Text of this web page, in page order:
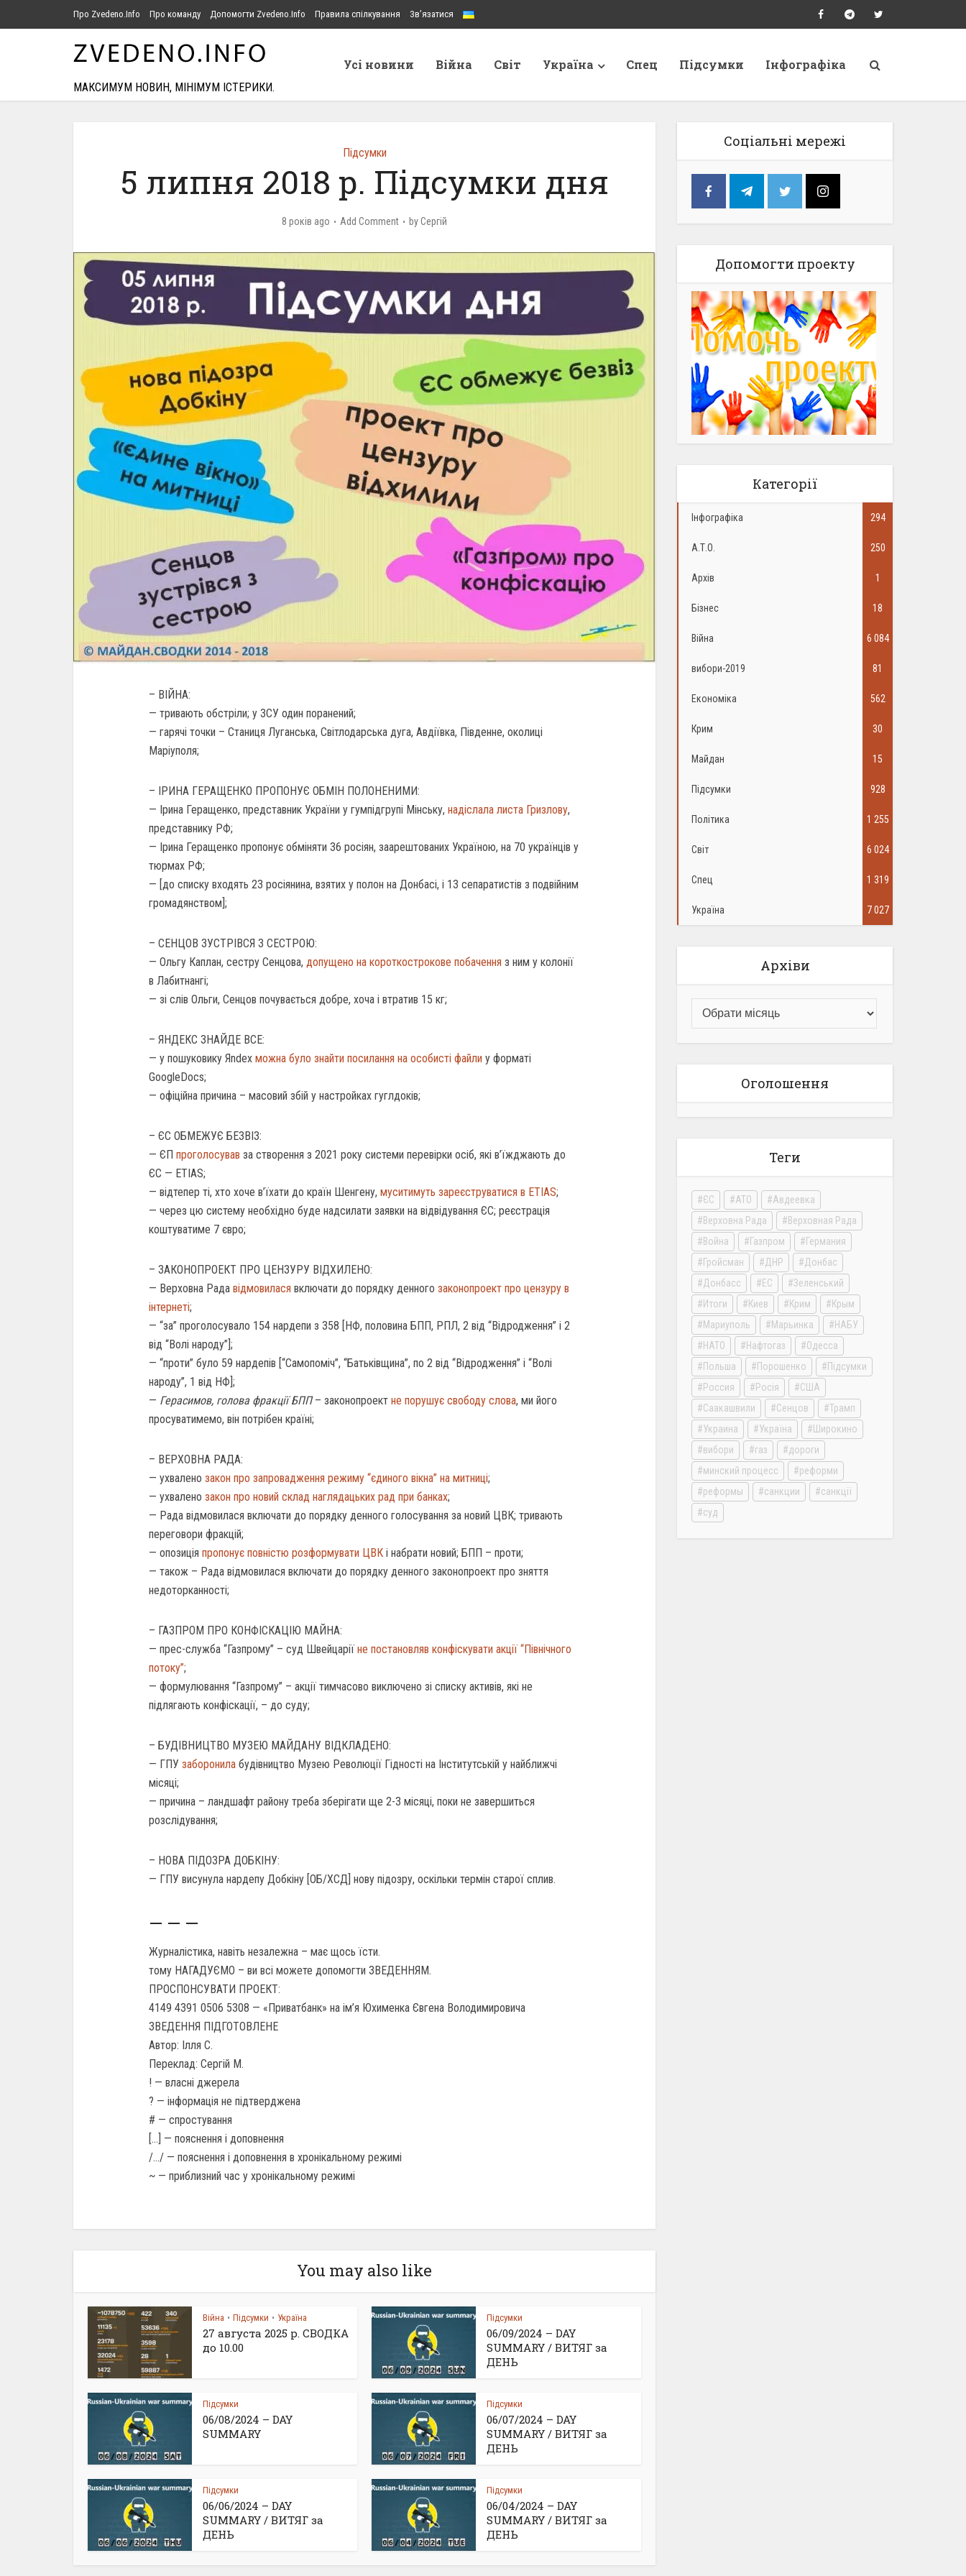
Про Zvedeno.Info Про команду Допомогти Zvedeno.Info Правила спілкування Зв’язатися
МАКСИМУМ НОВИН, МІНІМУМ ІСТЕРИКИ.
Усі новини Війна Світ Україна Спец Підсумки Інфографіка
Підсумки
5 липня 2018 р. Підсумки дня
8 років ago Add Comment byСергій
– ВІЙНА:
— тривають обстріли; у ЗСУ один поранений;
— гарячі точки – Станиця Луганська, Світлодарська дуга, Авдіївка, Південне, околиці
Маріуполя;
– ІРИНА ГЕРАЩЕНКО ПРОПОНУЄ ОБМІН ПОЛОНЕНИМИ:
— Ірина Геращенко, представник України у гумпідгрупі Мінську, надіслала листа Гризлову,
представнику РФ;
— Ірина Геращенко пропонує обміняти 36 росіян, заарештованих Україною, на 70 українців у
тюрмах РФ;
— [до списку входять 23 росіянина, взятих у полон на Донбасі, і 13 сепаратистів з подвійним
громадянством];
– СЕНЦОВ ЗУСТРІВСЯ З СЕСТРОЮ:
— Ольгу Каплан, сестру Сенцова, допущено на короткострокове побачення з ним у колонії
в Лабитнангі;
— зі слів Ольги, Сенцов почувається добре, хоча і втратив 15 кг;
– ЯНДЕКС ЗНАЙДЕ ВСЕ:
— у пошуковику Яndex можна було знайти посилання на особисті файли у форматі
GoogleDocs;
— офіційна причина – масовий збій у настройках гуглдоків;
– ЄС ОБМЕЖУЄ БЕЗВІЗ:
— ЄП проголосував за створення з 2021 року системи перевірки осіб, які в’їжджають до
ЄС — ETIAS;
— відтепер ті, хто хоче в’їхати до країн Шенгену, муситимуть зареєструватися в ETIAS;
— через цю систему необхідно буде надсилати заявки на відвідування ЄС; реєстрація
коштуватиме 7 євро;
– ЗАКОНОПРОЕКТ ПРО ЦЕНЗУРУ ВІДХИЛЕНО:
— Верховна Рада відмовилася включати до порядку денного законопроект про цензуру в
інтернеті;
— “за” проголосувало 154 нардепи з 358 [НФ, половина БПП, РПЛ, 2 від “Відродження” і 2
від “Волі народу”];
— “проти” було 59 нардепів [“Самопоміч”, “Батьківщина”, по 2 від “Відродження” і “Волі
народу”, 1 від НФ];
— Герасимов, голова фракції БПП– законопроект не порушує свободу слова, ми його
просуватимемо, він потрібен країні;
– ВЕРХОВНА РАДА:
— ухвалено закон про запровадження режиму “єдиного вікна” на митниці;
— ухвалено закон про новий склад наглядацьких рад при банках;
— Рада відмовилася включати до порядку денного голосування за новий ЦВК; тривають
переговори фракцій;
— опозиція пропонує повністю розформувати ЦВК і набрати новий; БПП – проти;
— також – Рада відмовилася включати до порядку денного законопроект про зняття
недоторканності;
– ГАЗПРОМ ПРО КОНФІСКАЦІЮ МАЙНА:
— прес-служба “Газпрому” – суд Швейцарії не постановляв конфіскувати акції “Північного
потоку”;
— формулювання “Газпрому” – акції тимчасово виключено зі списку активів, які не
підлягають конфіскації, – до суду;
– БУДІВНИЦТВО МУЗЕЮ МАЙДАНУ ВІДКЛАДЕНО:
— ГПУ заборонила будівництво Музею Революції Гідності на Інститутській у найближчі
місяці;
— причина – ландшафт району треба зберігати ще 2-3 місяці, поки не завершиться
розслідування;
– НОВА ПІДОЗРА ДОБКІНУ:
— ГПУ висунула нардепу Добкіну [ОБ/ХСД] нову підозру, оскільки термін старої сплив.
— — —
Журналістика, навіть незалежна – має щось їсти.
тому НАГАДУЄМО – ви всі можете допомогти ЗВЕДЕННЯМ.
ПРОСПОНСУВАТИ ПРОЕКТ:
4149 4391 0506 5308 — «Приватбанк» на ім’я Юхименка Євгена Володимировича
ЗВЕДЕННЯ ПІДГОТОВЛЕНЕ
Автор: Ілля С.
Переклад: Сергій М.
! — власні джерела
? — інформація не підтверджена
# — спростування
[…] — пояснення і доповнення
/…/ — пояснення і доповнення в хронікальному режимі
~ — приблизний час у хронікальному режимі
You may also like
Війна • Підсумки • Україна
27 августа 2025 р. СВОДКА
до 10.00
Підсумки
06/09/2024 – DAY
SUMMARY / ВИТЯГ за
ДЕНЬ
Підсумки
06/08/2024 – DAY
SUMMARY
Підсумки
06/07/2024 – DAY
SUMMARY / ВИТЯГ за
ДЕНЬ
Підсумки
06/06/2024 – DAY
SUMMARY / ВИТЯГ за
ДЕНЬ
Підсумки
06/04/2024 – DAY
SUMMARY / ВИТЯГ за
ДЕНЬ
Соціальні мережі
Допомогти проекту
Категорії
Інфографіка 294
А.Т.О. 250
Архів 1
Бізнес 18
Війна 6 084
вибори-2019 81
Економіка 562
Крим 30
Майдан 15
Підсумки 928
Політика 1 255
Світ 6 024
Спец 1 319
Україна 7 027
Архіви
Оголошення
Теги
ЄС АТО
Авдеевка
Верховна Рада
Верховная Рада
Война
Газпром
Германия
Гройсман
ДНР
Донбас
Донбасс
ЕС
Зеленський
Итоги
Киев Крим
Крым
Мариуполь
Марьинка
НАБУ
НАТО
Нафтогаз
Одесса
Польша
Порошенко
Підсумки
Россия
Росія
США
Саакашвили
Сенцов
Трамп
Украина
Україна
Широкино
вибори
газ
дороги
минский процесс
реформи
реформы
санкции
санкції
суд